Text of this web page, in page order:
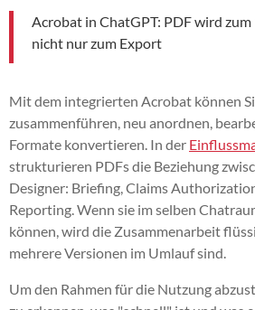
Acrobat in ChatGPT: PDF wird
nicht nur zum Export
Mit dem integrierten Acrobat können
zusammenführen, neu anordnen,
Formate konvertieren. In der
strukturieren PDFs die Beziehung
Designer: Briefing, Claims
Reporting. Wenn sie im selben
können, wird die Zusammenarbeit
mehrere Versionen im Umlauf sind.
Um den Rahmen für die Nutzung